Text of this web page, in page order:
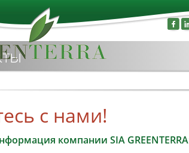
с нами!
компании SIA